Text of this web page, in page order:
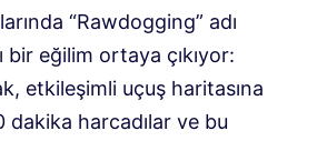
“Rawdogging” adı
bir eğilim ortaya çıkıyor:
etkileşimli uçuş haritasına
dakika harcadılar ve bu